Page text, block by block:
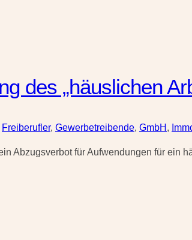
des „häuslichen
Freiberufler, Gewerbetreibende, GmbH ,
Abzugsverbot für Aufwendungen für ein